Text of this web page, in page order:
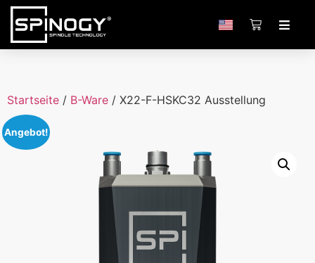
Startseite / B-Ware / X22-F-HSKC32 Ausstellung
Angebot!